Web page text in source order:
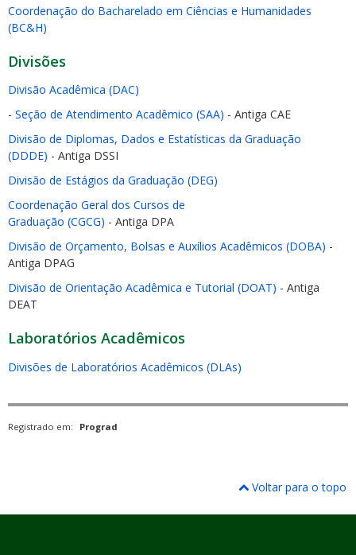
Coordenação do Bacharelado em Ciências e Humanidades
(BC&H)
Divisões
Divisão Acadêmica (DAC)
- Seção de Atendimento Acadêmico (SAA) - Antiga CAE
Divisão de Diplomas, Dados e Estatísticas da Graduação
(DDDE) - Antiga DSSI
Divisão de Estágios da Graduação (DEG)
Coordenação Geral dos Cursos de
Graduação (CGCG) - Antiga DPA
Divisão de Orçamento, Bolsas e Auxílios Acadêmicos (DOBA) -
Antiga DPAG
Divisão de Orientação Acadêmica e Tutorial (DOAT) - Antiga
DEAT
Laboratórios Acadêmicos
Divisões de Laboratórios Acadêmicos (DLAs)
Registrado em: Prograd
Voltar para o topo